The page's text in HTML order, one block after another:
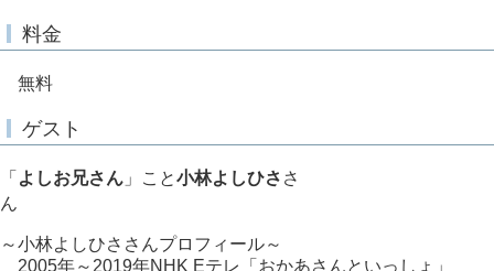
料金
無料
ゲスト
「 よしお兄さん 」こと小林よしひさ さ
ん
～小林よしひささんプロフィール～
2005年～2019年NHK Eテレ「おかあさんといっしょ」